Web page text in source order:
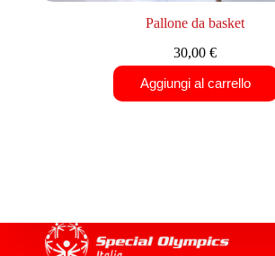
Pallone da basket
30,00€
Aggiungi al carrello